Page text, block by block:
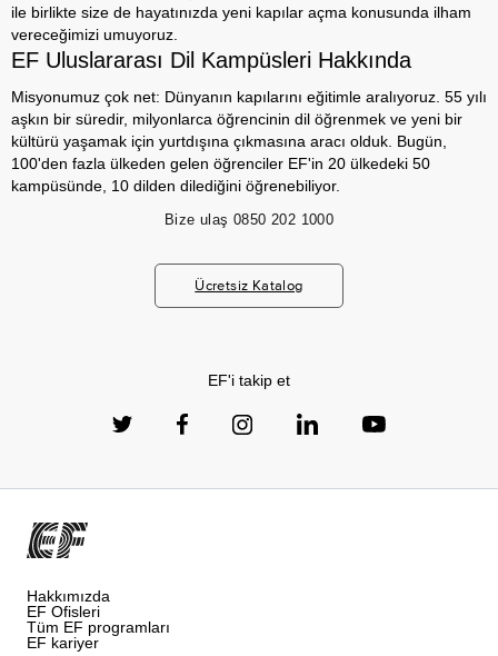
ile birlikte size de hayatınızda yeni kapılar açma konusunda ilham
vereceğimizi umuyoruz.
EF Uluslararası Dil Kampüsleri Hakkında
Misyonumuz çok net: Dünyanın kapılarını eğitimle aralıyoruz. 55 yılı
aşkın bir süredir, milyonlarca öğrencinin dil öğrenmek ve yeni bir
kültürü yaşamak için yurtdışına çıkmasına aracı olduk. Bugün,
100'den fazla ülkeden gelen öğrenciler EF'in 20 ülkedeki 50
kampüsünde, 10 dilden dilediğini öğrenebiliyor.
Bize ulaş 0850 202 1000
Ücretsiz Katalog
EF'i takip et
Hakkımızda
EF Ofisleri
Tüm EF programları
EF kariyer